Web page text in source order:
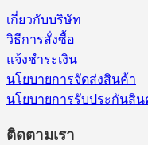
เกี่ยวกับบริษัท
วิธีการสั่งซื้อ
แจ้งชำระเงิน
นโยบายการจัดส่งสินค้า
นโยบายการรับประกันสิน
ติดตามเรา